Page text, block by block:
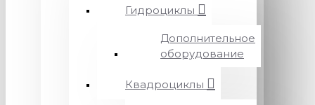
Гидроциклы
Дополнительное
оборудование
Квадроциклы